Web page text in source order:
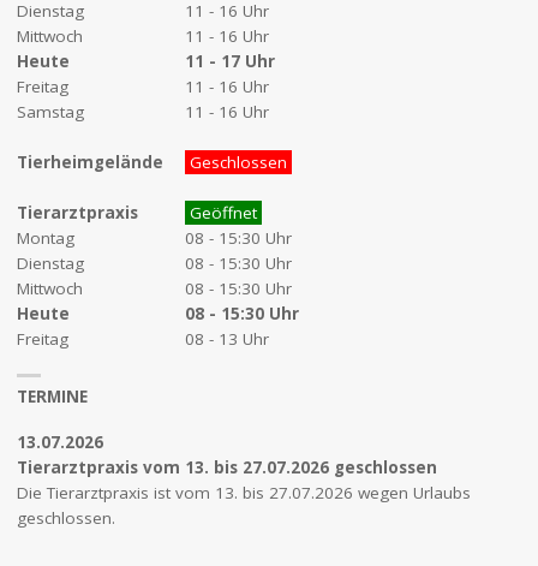
Dienstag
Mittwoch
Heute
Freitag
Samstag
11 - 16 Uhr
11 - 16 Uhr
11 - 17 Uhr
11 - 16 Uhr
11 - 16 Uhr
Tierheimgelände Geschlossen
Tierarztpraxis
Montag
Dienstag
Mittwoch
Heute
Freitag
Geöffnet
08 - 15:30 Uhr
08 - 15:30 Uhr
08 - 15:30 Uhr
08 - 15:30 Uhr
08 - 13 Uhr
TERMINE
13.07.2026
Tierarztpraxis vom 13. bis 27.07.2026 geschlossen
Die Tierarztpraxis ist vom 13. bis 27.07.2026 wegen Urlaubs
geschlossen.